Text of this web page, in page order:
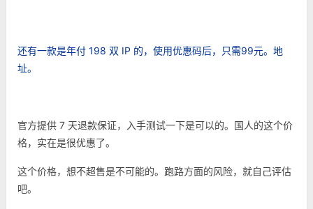
还有一款是年付 198 双 IP 的，使用优惠码后，只需99元。地
址。
官方提供 7 天退款保证，入手测试一下是可以的。国人的这个价
格，实在是很优惠了。
这个价格，想不超售是不可能的。跑路方面的风险，就自己评估
吧。